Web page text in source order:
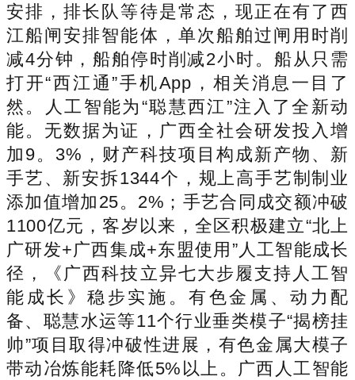
安排，排长队等待是常态，现正在有了西
江船闸安排智能体，单次船舶过闸用时削
减4分钟，船舶停时削减2小时。船从只需
打开“西江通”手机App，相关消息一目了
然。人工智能为“聪慧西江”注入了全新动
能。无数据为证，广西全社会研发投入增
加9。3%，财产科技项目构成新产物、新
手艺、新安拆1344个，规上高手艺制制业
添加值增加25。2%；手艺合同成交额冲破
1100亿元，客岁以来，全区积极建立“北上
广研发+广西集成+东盟使用”人工智能成长
径，《广西科技立异七大步履支持人工智
能成长》稳步实施。有色金属、动力配
备、聪慧水运等11个行业垂类模子“揭榜挂
帅”项目取得冲破性进展，有色金属大模子
带动冶炼能耗降低5%以上。广西人工智能